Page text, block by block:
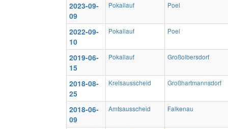
2023-09-
09
Pokallauf Poel
2022-09-
10
Pokallauf Poel
2019-06-
15
Pokallauf Großolbersdorf
2018-08-
25
Kreisausscheid Großhartmannsdorf
2018-06-
09
Amtsausscheid Falkenau